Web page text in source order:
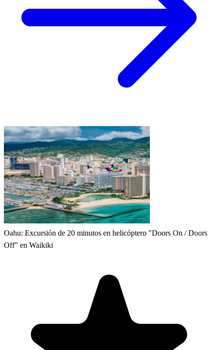
Oahu: Excursión de 20 minutos en helicóptero "Doors On / Doors
Off" en Waikiki